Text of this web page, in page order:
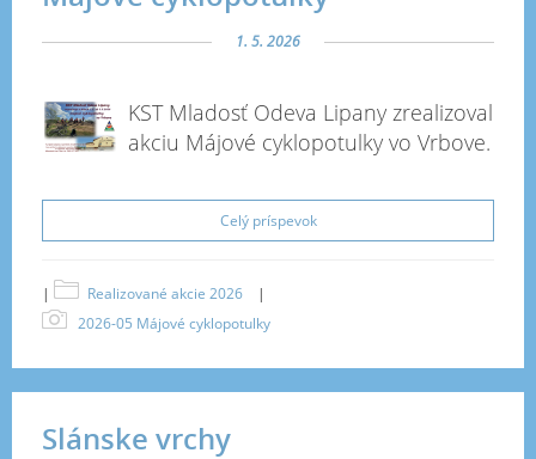
1. 5. 2026
KST Mladosť Odeva Lipany zrealizoval
akciu Májové cyklopotulky vo Vrbove.
Celý príspevok
| Realizované akcie 2026
|
2026-05 Májové cyklopotulky
Slánske vrchy